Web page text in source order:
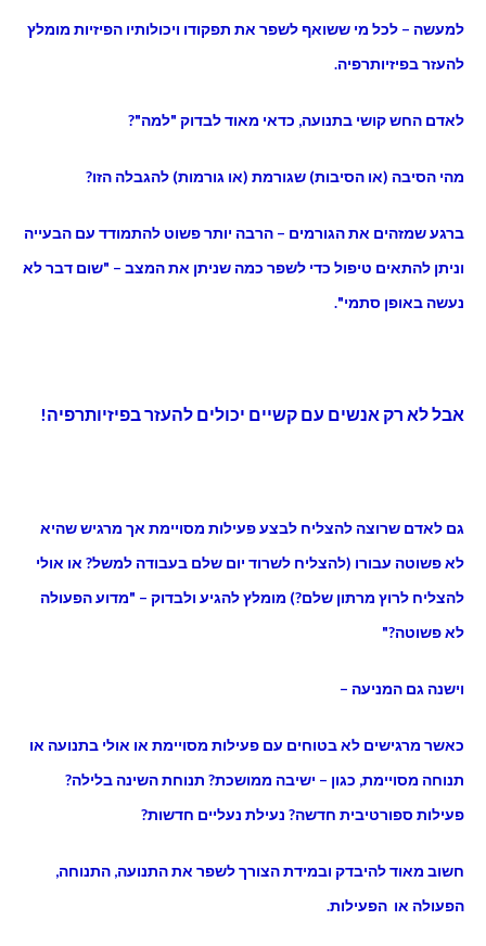
למעשה – לכל מי ששואף לשפר את תפקודו ויכולותיו הפיזיות מומלץ
להעזר בפיזיותרפיה.
לאדם החש קושי בתנועה, כדאי מאוד לבדוק "למה"?
מהי הסיבה (או הסיבות) שגורמת (או גורמות) להגבלה הזו?
ברגע שמזהים את הגורמים – הרבה יותר פשוט להתמודד עם הבעייה
וניתן להתאים טיפול כדי לשפר כמה שניתן את המצב – "שום דבר לא
נעשה באופן סתמי".
אבל לא רק אנשים עם קשיים יכולים להעזר בפיזיותרפיה!
גם לאדם שרוצה להצליח לבצע פעילות מסויימת אך מרגיש שהיא
לא פשוטה עבורו (להצליח לשרוד יום שלם בעבודה למשל? או אולי
להצליח לרוץ מרתון שלם?) מומלץ להגיע ולבדוק – "מדוע הפעולה
לא פשוטה?"
וישנה גם המניעה –
כאשר מרגישים לא בטוחים עם פעילות מסויימת או אולי בתנועה או
תנוחה מסויימת, כגון – ישיבה ממושכת? תנוחת השינה בלילה?
פעילות ספורטיבית חדשה? נעילת נעליים חדשות?
חשוב מאוד להיבדק ובמידת הצורך לשפר את התנועה, התנוחה,
הפעולה או הפעילות.